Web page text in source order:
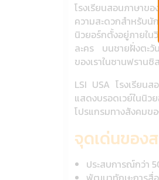
โรงเรียนสอนภาษาข
ความสะดวกสำหรับ
นิวยอร์กตั้งอยู่ภายใน
ละคร บนชายฝั่งตะวั
ของเราในซานฟราน
LSI USA โรงเรียน
แสดงบรอดเวย์ในนิว
โปรแกรมทางสังคม
จุดเด่นของ
ประสบการณ์กว่า